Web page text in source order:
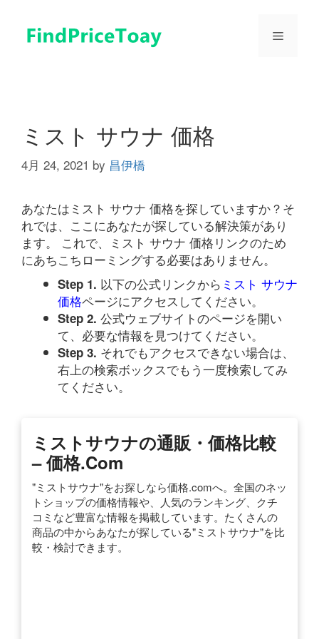
メ
ミスト サウナ 価格
4月 24, 2021 by 昌伊橋
あなたはミスト サウナ 価格を探していますか？そ
れでは、ここにあなたが探している解決策があり
ます。 これで、ミスト サウナ 価格リンクのため
にあちこちローミングする必要はありません。
Step 1. 以下の公式リンクから ミスト サウナ
価格ページにアクセスしてください。
Step 2. 公式ウェブサイトのページを開い
て、必要な情報を見つけてください。
Step 3. それでもアクセスできない場合は、
右上の検索ボックスでもう一度検索してみ
てください。
ミストサウナの通販・価格比較
– 価格.com
"ミストサウナ"をお探しなら価格.comへ。全国のネッ
トショップの価格情報や、人気のランキング、クチ
コミなど豊富な情報を掲載しています。たくさんの
商品の中からあなたが探している"ミストサウナ"を比
較・検討できます。